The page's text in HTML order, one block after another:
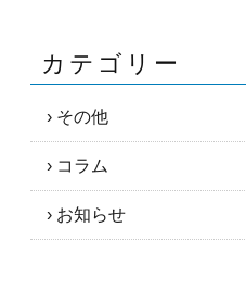
カテゴリー
その他
コラム
お知らせ